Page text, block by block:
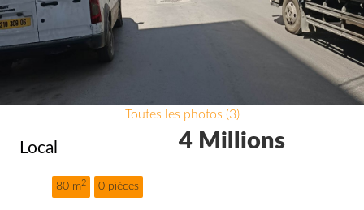
Toutes les photos (3)
Local
80 m2 0 pièces
4 Millions